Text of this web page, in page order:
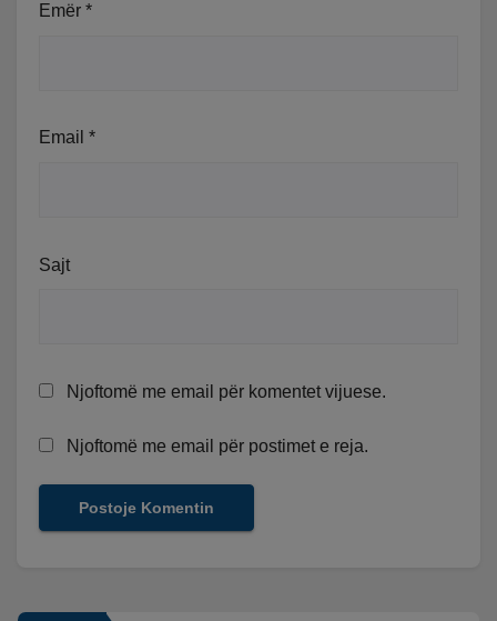
Emër *
Email *
Sajt
Njoftomë me email për komentet vijuese.
Njoftomë me email për postimet e reja.